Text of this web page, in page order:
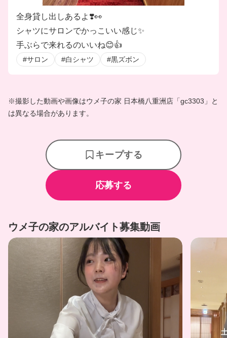
全身貸し出しあるよ❣️👀
シャツにサロンでかっこいい感じ✨
手ぶらで来れるのいいね😊👍
#サロン #白シャツ #黒ズボン
※撮影した動画や画像はウメ子の家 日本橋八重洲店「gc3303」と
は異なる場合があります。
キープする
応募する
ウメ子の家のアルバイト募集動画